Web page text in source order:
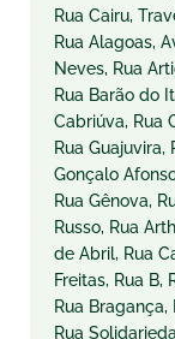
Rua Cairu,
Rua Alagoas,
Neves, Rua
Rua Barão do
Cabriúva, Rua
Rua Guajuvira,
Gonçalo
Rua Gênova,
Russo, Rua
de Abril, Rua
Freitas, Rua B,
Rua Bragança,
Rua